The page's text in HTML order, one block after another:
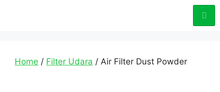
Home / Filter Udara / Air Filter Dust Powder